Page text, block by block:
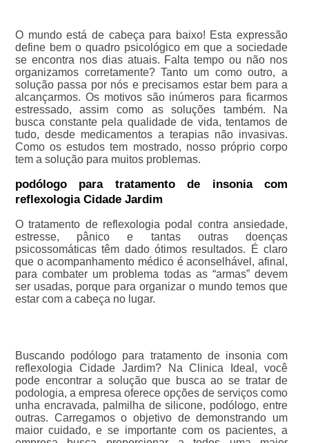
O mundo está de cabeça para baixo! Esta expressão
define bem o quadro psicológico em que a sociedade
se encontra nos dias atuais. Falta tempo ou não nos
organizamos corretamente? Tanto um como outro, a
solução passa por nós e precisamos estar bem para a
alcançarmos. Os motivos são inúmeros para ficarmos
estressado, assim como as soluções também. Na
busca constante pela qualidade de vida, tentamos de
tudo, desde medicamentos a terapias não invasivas.
Como os estudos tem mostrado, nosso próprio corpo
tem a solução para muitos problemas.
podólogo para tratamento de insonia com
reflexologia Cidade Jardim
O tratamento de reflexologia podal contra ansiedade,
estresse, pânico e tantas outras doenças
psicossomáticas têm dado ótimos resultados. É claro
que o acompanhamento médico é aconselhável, afinal,
para combater um problema todas as “armas” devem
ser usadas, porque para organizar o mundo temos que
estar com a cabeça no lugar.
Buscando podólogo para tratamento de insonia com
reflexologia Cidade Jardim? Na Clinica Ideal, você
pode encontrar a solução que busca ao se tratar de
podologia, a empresa oferece opções de serviços como
unha encravada, palmilha de silicone, podólogo, entre
outras. Carregamos o objetivo de demonstrando um
maior cuidado, e se importante com os pacientes, a